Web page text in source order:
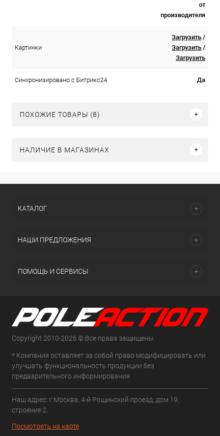
от
производителя
Картинки
Загрузить /
Загрузить /
Загрузить
Синхронизировано с Битрикс24 Да
ПОХОЖИЕ ТОВАРЫ (8)
НАЛИЧИЕ В МАГАЗИНАХ
КАТАЛОГ
НАШИ ПРЕДЛОЖЕНИЯ
ПОМОЩЬ И СЕРВИСЫ
Copyright 2010-2026 © Все права защищены.
* Компания оставляет за собой право модифицировать или
улучшать функциональность продукции без
предварительного информирования
Наш адрес: г.Москва, 4-й Рощинский проезд, дом 19,
строение 2.
Посмотреть на карте